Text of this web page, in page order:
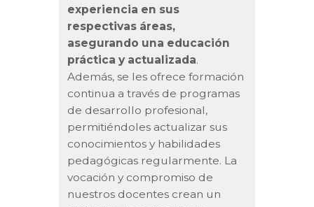
experiencia en sus
respectivas áreas,
asegurando una educación
práctica y actualizada.
Además, se les ofrece formación
continua a través de programas
de desarrollo profesional,
permitiéndoles actualizar sus
conocimientos y habilidades
pedagógicas regularmente. La
vocación y compromiso de
nuestros docentes crean un